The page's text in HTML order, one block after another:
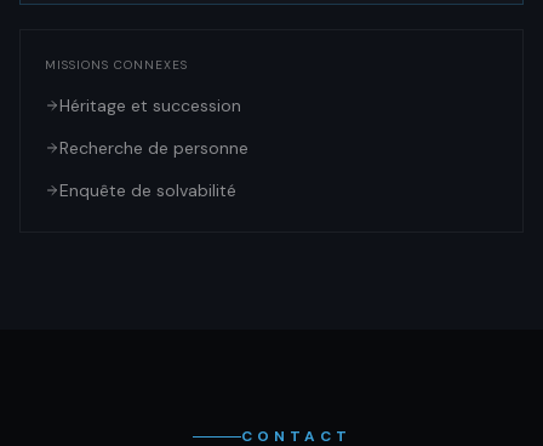
MISSIONS CONNEXES
Héritage et succession
Recherche de personne
Enquête de solvabilité
CONTACT